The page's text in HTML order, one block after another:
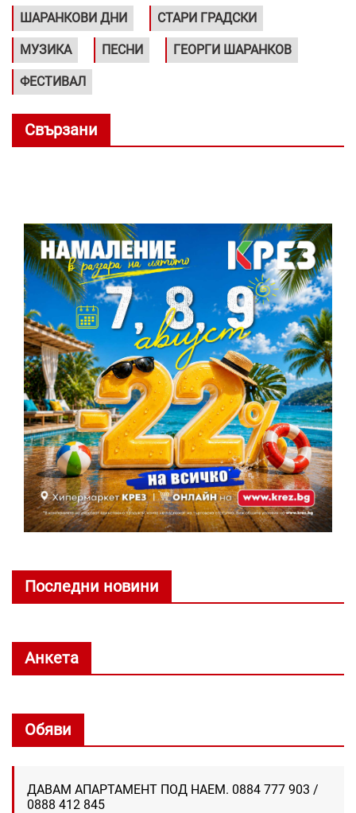
ШАРАНКОВИ ДНИ СТАРИ ГРАДСКИ
МУЗИКА ПЕСНИ ГЕОРГИ ШАРАНКОВ
ФЕСТИВАЛ
Свързани
Последни новини
Анкета
Обяви
ДАВАМ АПАРТАМЕНТ ПОД НАЕМ. 0884 777 903 /
0888 412 845